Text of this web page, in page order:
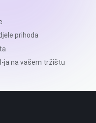
prihoda
ja na vašem tržištu